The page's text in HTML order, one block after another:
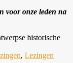
voor onze leden na
historische
, Lezingen